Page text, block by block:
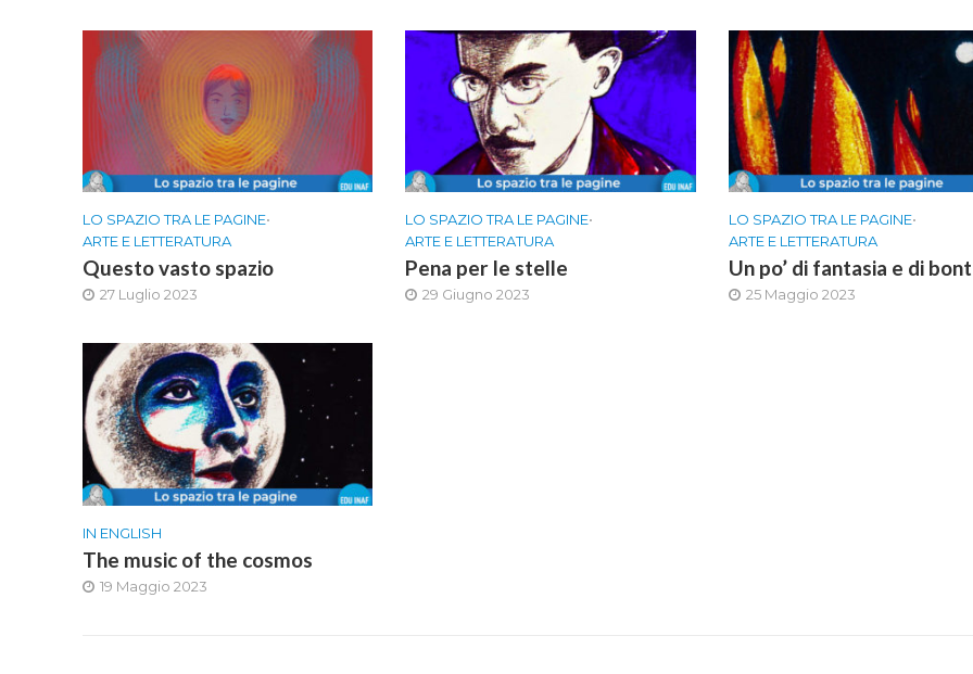
LO SPAZIO TRA LE PAGINE•
ARTE E LETTERATURA
Questo vasto spazio
27 Luglio 2023
LO SPAZIO TRA LE PAGINE•
ARTE E LETTERATURA
Pena per le stelle
29 Giugno 2023
LO SPAZIO TRA LE PAGINE•
ARTE E LETTERATURA
Un po’ di fantasia e di
25 Maggio 2023
IN ENGLISH
The music of the cosmos
19 Maggio 2023